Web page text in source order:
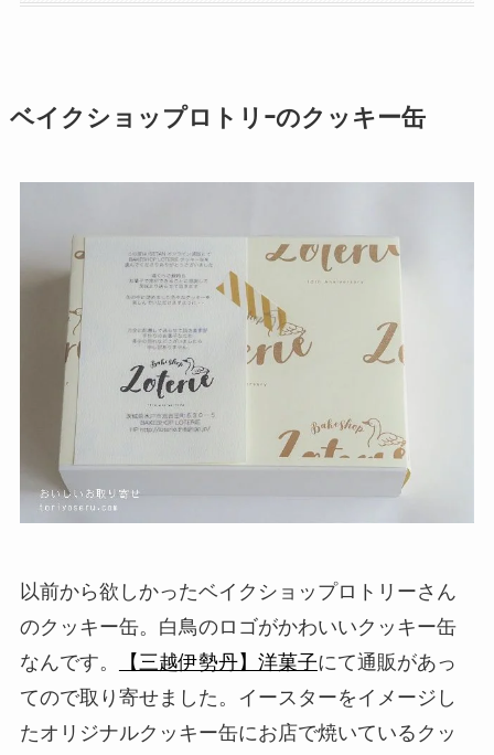
ベイクショップロトリｰのクッキー缶
以前から欲しかったベイクショップロトリーさん
のクッキー缶。白鳥のロゴがかわいいクッキー缶
なんです。
【三越伊勢丹】洋菓子にて通販があっ
てので取り寄せました。イースターをイメージし
たオリジナルクッキー缶にお店で焼いているクッ